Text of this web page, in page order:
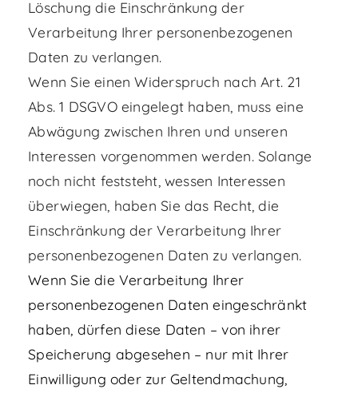
Löschung die Einschränkung der
Verarbeitung Ihrer personenbezogenen
Daten zu verlangen.
Wenn Sie einen Widerspruch nach Art. 21
Abs. 1 DSGVO eingelegt haben, muss eine
Abwägung zwischen Ihren und unseren
Interessen vorgenommen werden. Solange
noch nicht feststeht, wessen Interessen
überwiegen, haben Sie das Recht, die
Einschränkung der Verarbeitung Ihrer
personenbezogenen Daten zu verlangen.
Wenn Sie die Verarbeitung Ihrer
personenbezogenen Daten eingeschränkt
haben, dürfen diese Daten – von ihrer
Speicherung abgesehen – nur mit Ihrer
Einwilligung oder zur Geltendmachung,